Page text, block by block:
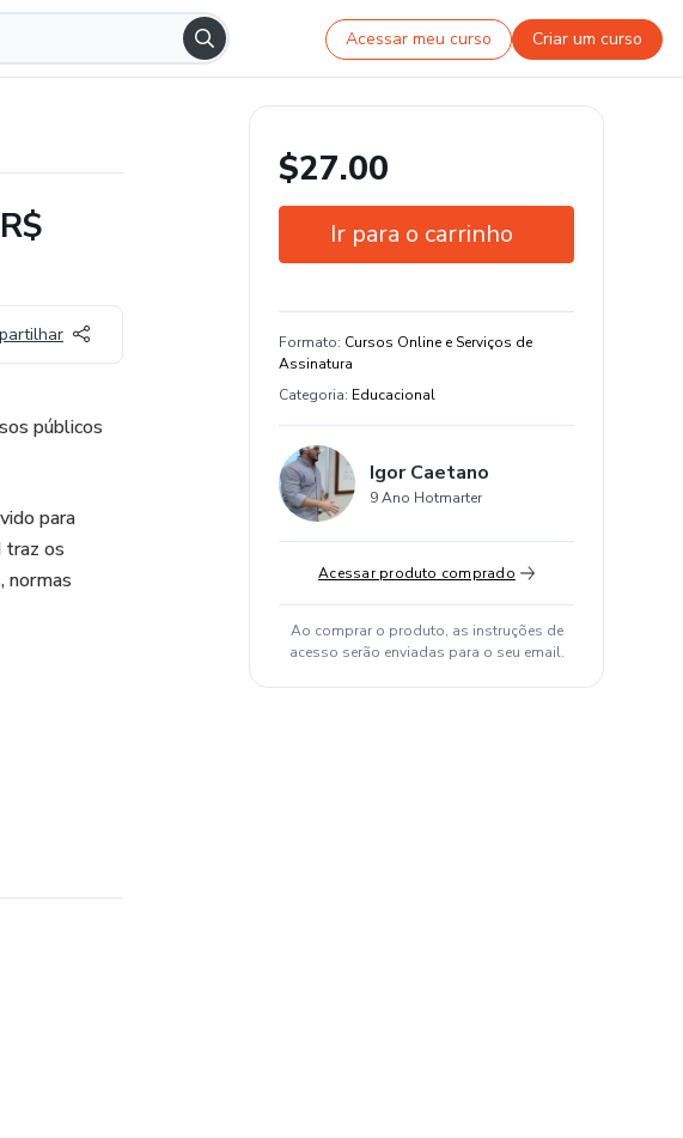
Acessar meu curso Criar um curso
públicos
para
traz os
normas
$27.00
Ir para o carrinho
Estude do seu jeito e em qualquer
dispositivo
Formato: Cursos Online e Serviços de
Assinatura
Categoria: Educacional
Igor Caetano
9 Ano Hotmarter
Acessar produto comprado
Ao comprar o produto, as instruções de
acesso serão enviadas para o seu email.